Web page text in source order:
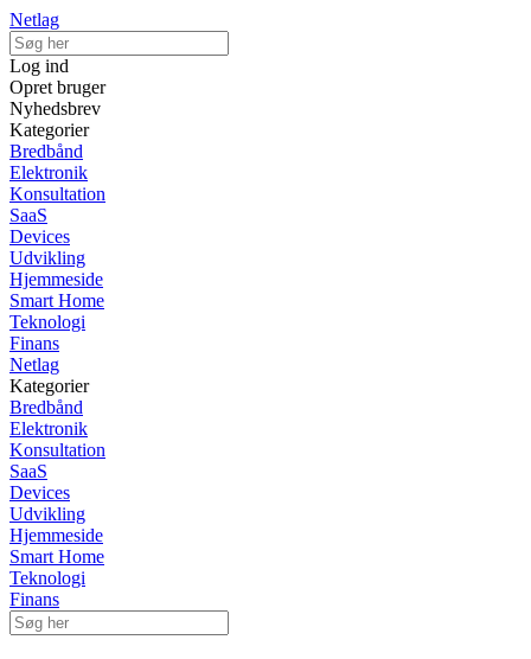
Netlag
Log ind
Opret bruger
Nyhedsbrev
Kategorier
Bredbånd
Elektronik
Konsultation
SaaS
Devices
Udvikling
Hjemmeside
Smart Home
Teknologi
Finans
Netlag
Kategorier
Bredbånd
Elektronik
Konsultation
SaaS
Devices
Udvikling
Hjemmeside
Smart Home
Teknologi
Finans